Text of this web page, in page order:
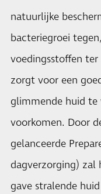
natuurlijke
bacteriegroei
voedingsstoffen
zorgt voor een
glimmende huid te
voorkomen. Door
gelanceerde
dagverzorging)
gave stralende